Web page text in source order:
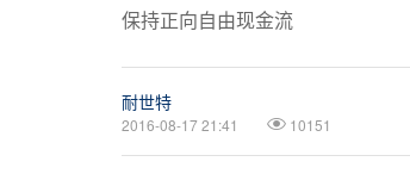
保持正向自由现金流
耐世特
2016-08-17 21:41 10151